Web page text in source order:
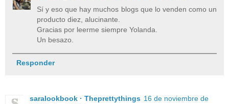
Sí y eso que hay muchos blogs que lo venden como un
producto diez, alucinante.
Gracias por leerme siempre Yolanda.
Un besazo.
Responder
saralookbook · Theprettythings 16 de noviembre de